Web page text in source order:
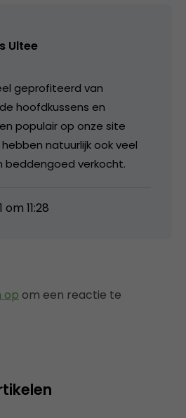
Ultee
geprofiteerd van
hoofdkussens en
populair op onze site
natuurlijk ook veel
beddengoed verkocht.
11:28
op om een reactie te